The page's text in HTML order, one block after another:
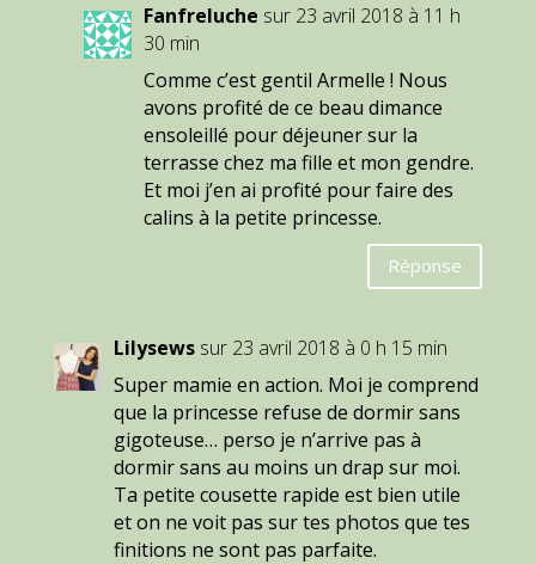
Fanfreluche sur 23 avril 2018 à 11 h
30 min
Comme c’est gentil Armelle ! Nous
avons profité de ce beau dimance
ensoleillé pour déjeuner sur la
terrasse chez ma fille et mon gendre.
Et moi j’en ai profité pour faire des
calins à la petite princesse.
Réponse
Lilysews sur 23 avril 2018 à 0 h 15 min
Super mamie en action. Moi je comprend
que la princesse refuse de dormir sans
gigoteuse… perso je n’arrive pas à
dormir sans au moins un drap sur moi.
Ta petite cousette rapide est bien utile
et on ne voit pas sur tes photos que tes
finitions ne sont pas parfaite.